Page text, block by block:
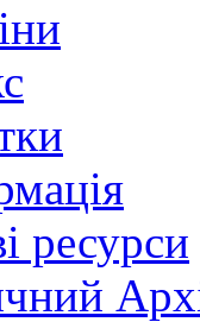
ресурси